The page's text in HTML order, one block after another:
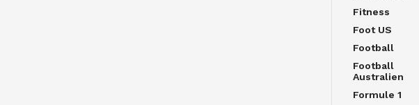
Fitness
Foot US
Football
Football
Australien
Formule 1